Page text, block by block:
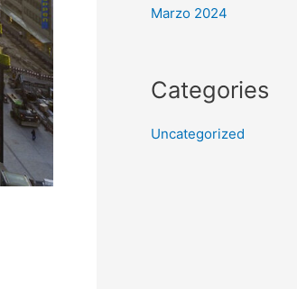
Marzo 2024
Categories
Uncategorized